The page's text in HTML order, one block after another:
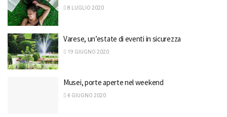
8 LUGLIO 2020
Varese, un’estate di eventi in sicurezza
19 GIUGNO 2020
Musei, porte aperte nel weekend
4 GIUGNO 2020